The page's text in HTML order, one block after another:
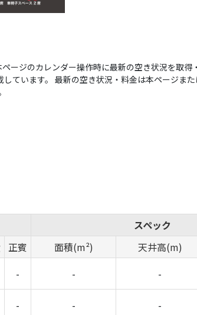
ージのカレンダー操作時に最新の空き状況を取得
ています。 最新の空き状況・料金は本ページま
スペック
正賓 面積(m²) 天井高(m)
- - -
- - -